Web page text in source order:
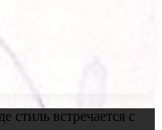
стиль встречается с